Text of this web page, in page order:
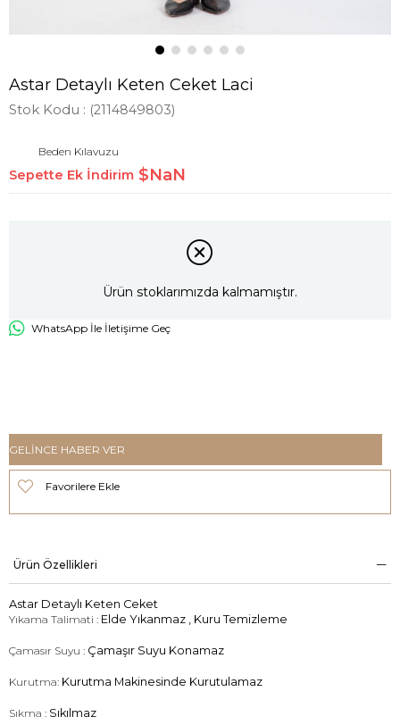
Astar Detaylı Keten Ceket Laci
Stok Kodu (2114849803)
Beden Kılavuzu
Sepette Ek İndirim $NaN
Ürün stoklarımızda kalmamıştır.
WhatsApp İle İletişime Geç
GELINCE HABER VER
Favorilere Ekle
Ürün Özellikleri
Astar Detaylı Keten Ceket
Yıkama Talimati : Elde Yıkanmaz , Kuru Temizleme
Çamasır Suyu : Çamaşır Suyu Konamaz
Kurutma: Kurutma Makinesinde Kurutulamaz
Sıkma : Sıkılmaz